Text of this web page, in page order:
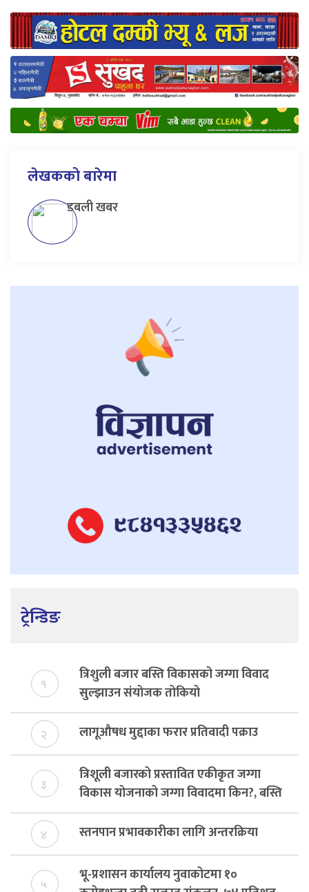
लेखकको बारेमा
डबली खबर
ट्रेन्डिङ
१
त्रिशुली बजार बस्ति विकासको जग्गा विवाद
सुल्झाउन संयोजक तोकियो
२ लागूऔषध मुद्दाका फरार प्रतिवादी पक्राउ
३
त्रिशूली बजारको प्रस्तावित एकीकृत जग्गा
विकास योजनाको जग्गा विवादमा किन?, बस्ति
विकास दर्ता नभए समिति विघटन हुने
४ स्तनपान प्रभावकारीका लागि अन्तरक्रिया
५
भू-प्रशासन कार्यालय नुवाकोटमा १०